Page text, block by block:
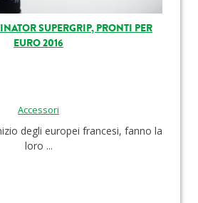
SUPERGRIP, PRONTI PER
EURO 2016
Accessori
degli europei francesi, fanno la
loro ...